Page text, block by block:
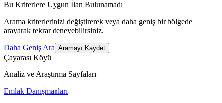
Bu Kriterlere Uygun İlan Bulunamadı
Arama kriterlerinizi değiştirerek veya daha geniş bir bölgede
arayarak tekrar deneyebilirsiniz.
Daha Geniş Ara Aramayı Kaydet
Çayarası Köyü
Analiz ve Araştırma Sayfaları
Emlak Danışmanları